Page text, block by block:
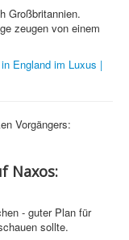
Großbritannien.
zeugen von einem
England im Luxus |
Vorgängers:
Naxos:
- guter Plan für
sollte.